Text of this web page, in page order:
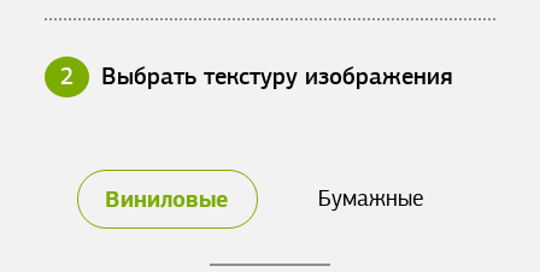
2 Выбрать текстуру изображения
Виниловые Бумажные